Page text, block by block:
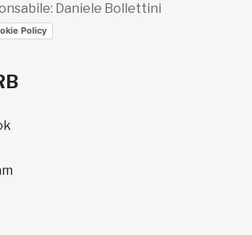
Daniele Bollettini
Policy